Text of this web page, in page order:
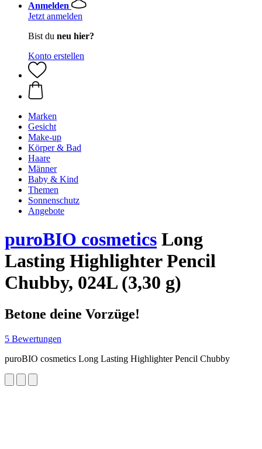
Anmelden
Jetzt anmelden
Bist du neu hier?
Konto erstellen
Marken
Gesicht
Make-up
Körper & Bad
Haare
Männer
Baby & Kind
Themen
Sonnenschutz
Angebote
puroBIO cosmetics Long
Lasting Highlighter Pencil
Chubby, 024L (3,30 g)
Betone deine Vorzüge!
5 Bewertungen
puroBIO cosmetics Long Lasting Highlighter Pencil Chubby